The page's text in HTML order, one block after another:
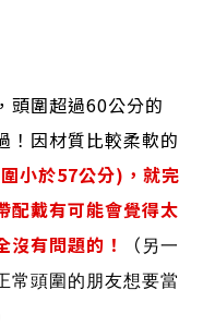
頭圍超過60公分的
！因材質比較柔軟的
小於57公分) ，就完
配戴有可能會覺得太
有問題的！
（ 另一
常頭圍的朋友想要當